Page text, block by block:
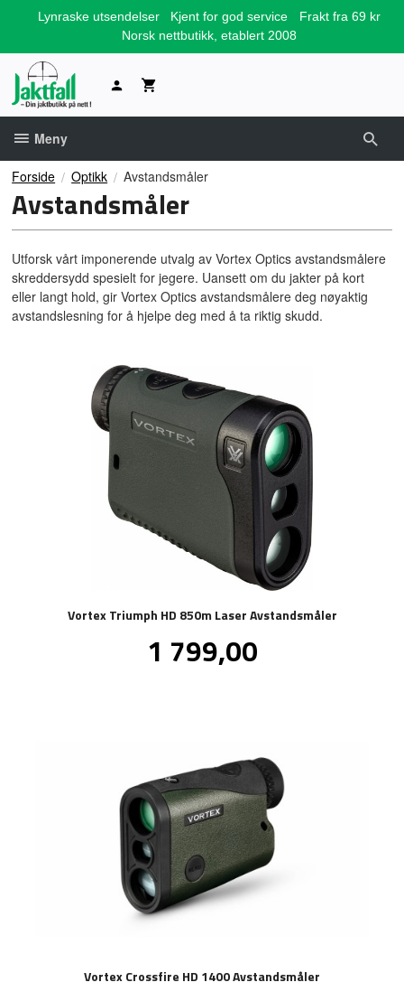
Lynraske utsendelser Kjent for god service
Frakt fra 69 kr
Norsk nettbutikk, etablert 2008
Meny
Forside Optikk Avstandsmåler
Avstandsmåler
Utforsk vårt imponerende utvalg av Vortex Optics avstandsmålere
skreddersydd spesielt for jegere. Uansett om du jakter på kort
eller langt hold, gir Vortex Optics avstandsmålere deg nøyaktig
avstandslesning for å hjelpe deg med å ta riktig skudd.
Vortex Triumph HD 850m Laser Avstandsmåler
Pris
1 799,00mva.
Vortex Crossfire HD 1400 Avstandsmåler